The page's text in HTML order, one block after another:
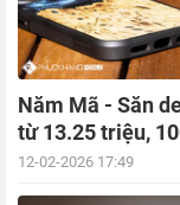
Năm Mã - Săn
từ 13.25 triệu,
12-02-2026 17:49